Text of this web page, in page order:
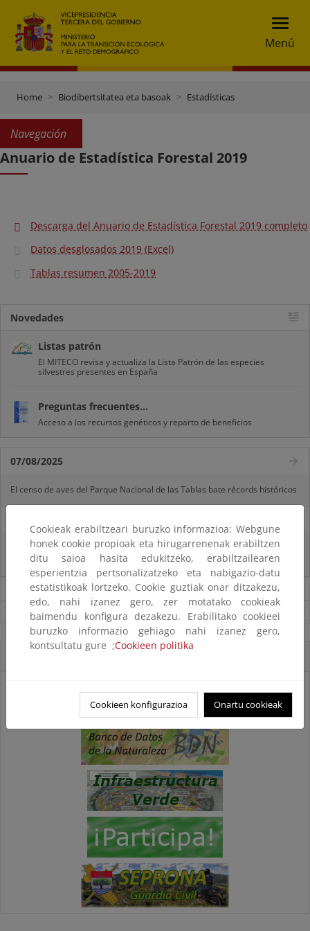
Menú
Home Biodibertsitatea eta basoak Estadísticas
Navegación
Anuario de Estadística Forestal 2019
Descarga del Anuario de Estadística Forestal 2019 completo
Datos desglosados 2019 (Excel)
Tablas resumen 2005-2019
Novedades
Listas patrón
El MITECO revisa y actualiza la Lista Patrón de las especies
silvestres presentes en España
Preguntas frecuentes...
Acceso a los recursos genéticos y reparto de beneficios
07/08/2025
El censo de aves del Parque Nacional de las Tablas bate récords históricos
La reunión ministerial de OSPAR refuerza la acción conjunta para proteger
el Atlántico Nordeste
Noticias sobre Biodiversidad
Ver todas las noticias
Cookieak erabiltzeari buruzko informazioa: Webgune
honek cookie propioak eta hirugarrenenak erabiltzen
ditu saioa hasita edukitzeko, erabiltzailearen
esperientzia pertsonalizatzeko eta nabigazio-datu
estatistikoak lortzeko. Cookie guztiak onar ditzakezu,
edo, nahi izanez gero, zer motatako cookieak
baimendu konfigura dezakezu. Erabilitako cookieei
buruzko informazio gehiago nahi izanez gero,
kontsultatu gure ;Cookieen politika
Cookieen konfigurazioa Onartu cookieak